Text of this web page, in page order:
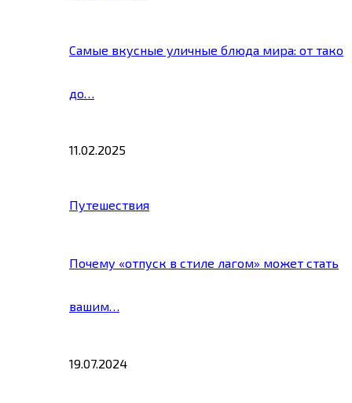
Самые вкусные уличные блюда мира: от тако
до…
11.02.2025
Путешествия
Почему «отпуск в стиле лагом» может стать
вашим…
19.07.2024